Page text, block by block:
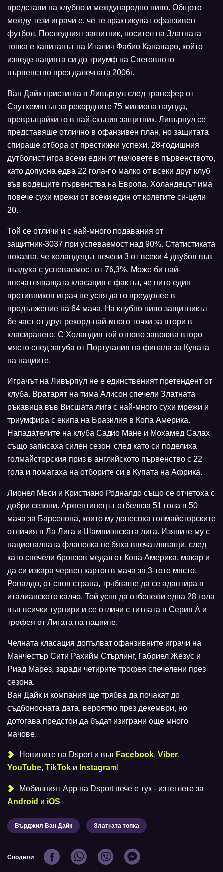
представи на клубно и международно ниво. Общото
между тези играчи е, че те практикуват офанзивен
футбол. Последният зашитник, носител на Златната
топка е капитанът на Италия Фабио Канаваро, който
изведе нацията си до триумф на Световното
първенство през далечната 2006г.
Ван Дайк пристигна в Ливърпул след трансфер от
Саутхемптън за рекордните 75 милиона паунда,
превръщайки го в най-скъпия защитник. Ливърпул се
представяше отлично в офанзивен план, но защитата
спираше отбора от престижни успехи. 28-годишния
дутболист игра всеки един от мачовете в първенството,
като допусна едва 22 гола-по малко от всеки друг клуб
във водещите първенства на Европа. Холандецът има
повече сухи мрежи от всеки един от колегите си-цели
20.
Той се отличи и с най-много подавания от
защитник-3037 при успеваемост над 90%. Статистиката
показва, че холандецът печели 3 от всеки 4 двубоя във
въздуха с успеваемост от 76,3%. Може би най-
впечатляващата класация е фактът, че нито един
противников играч не успя да го преудолее в
продължение на 64 мача. На клубно ниво защитникът
бе част от друг рекорд-най-много точки за втори в
класирането. С Холандия той отново завоюва второ
място след загуба от Португалия на финала за Купата
на нациите.
Играчът на Ливърпул не е единственият претендент от
клуба. Вратарят на тима Алисон спечели Златната
ръкавица във Висшата лига с най-много сухи мрежи и
триумфира с екипа на Бразилия в Копа Америка.
Нападателите на клуба Садио Мане и Мохамед Салах
също записаха силен сезон, след като си поделиха
голмайсторския приз в английското първенство с 22
гола и помагаха на отборите си в Купата на Африка.
Лионел Меси и Кристиано Родналдо също се отчетоха с
добри сезони. Аржентинецът отбеляза 51 гола в 50
мача за Барселона, които му донесоха голмайсторските
отличия в Ла Лига и Шампионската лига. Изявите му с
националната фланелка не бяха впечатляващи, след
като спечели бронзов медал от Копа Америка, макар и
да си изкара червен картон в мача за 3-тото място.
Роналдо, от своя страна, трябваше да се адаптира в
италианското калчо. Той успя да отбележи едва 28 гола
във всички турнири и се отличи с титлата в Серия А и
трофея от Лигата на нациите.
Челната класация допълват офанзивните играчи на
Манчестър Сити Рахийм Стърлинг, Габриел Жезус и
Риад Марез, заради четирите трофея спечелени през
сезона.
Ван Дайк и компания ще трябва да почакат до
съдбоносната дата, вероятно през декември, но
дотогава предстои да бъдат изиграни още много
мачове.
Новините на Dsport и във Facebook, Viber,
YouTube, TikTok и Instagram!
Мобилният Аpp на Dsport вече е тук - изтеглете за
Android и iOS
Върджил Ван Дайк Златната топка
Сподели